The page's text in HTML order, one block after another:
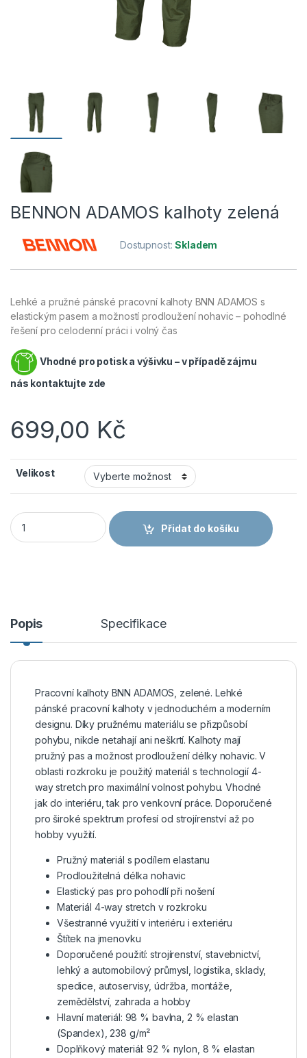
BENNON ADAMOS kalhoty zelená
Dostupnost:Skladem
Lehké a pružné pánské pracovní kalhoty BNN ADAMOS s
elastickým pasem a možností prodloužení nohavic – pohodlné
řešení pro celodenní práci i volný čas
Vhodné pro potisk a výšivku – v případě zájmu
nás kontaktujte zde
699,00 Kč
Velikost
BENNON ADAMOS kalhoty zelená množství
Přidat do košíku
Popis Specifikace
Pracovní kalhoty BNN ADAMOS, zelené. Lehké
pánské pracovní kalhoty v jednoduchém a moderním
designu. Díky pružnému materiálu se přizpůsobí
pohybu, nikde netahají ani neškrtí. Kalhoty mají
pružný pas a možnost prodloužení délky nohavic. V
oblasti rozkroku je použitý materiál s technologií 4-
way stretch pro maximální volnost pohybu. Vhodné
jak do interiéru, tak pro venkovní práce. Doporučené
pro široké spektrum profesí od strojírenství až po
hobby využití.
Pružný materiál s podílem elastanu
Prodloužitelná délka nohavic
Elastický pas pro pohodlí při nošení
Materiál 4-way stretch v rozkroku
Všestranné využití v interiéru i exteriéru
Štítek na jmenovku
Doporučené použití: strojírenství, stavebnictví,
lehký a automobilový průmysl, logistika, sklady,
spedice, autoservisy, údržba, montáže,
zemědělství, zahrada a hobby
Hlavní materiál: 98 % bavlna, 2 % elastan
(Spandex), 238 g/m²
Doplňkový materiál: 92 % nylon, 8 % elastan